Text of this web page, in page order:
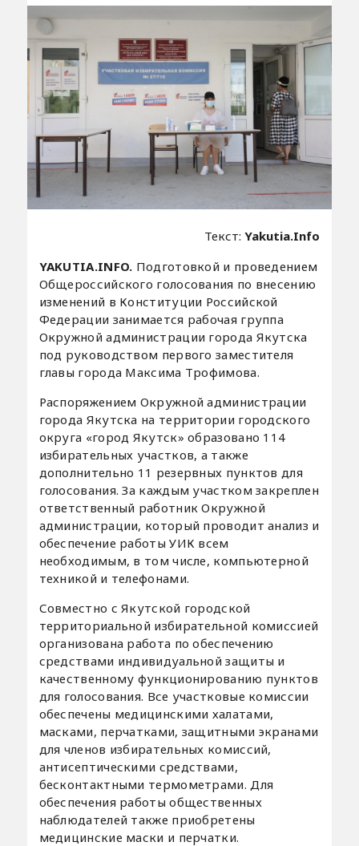
Текст:Yakutia.Info
YAKUTIA.INFO. Подготовкой и проведением
Общероссийского голосования по внесению
изменений в Конституции Российской
Федерации занимается рабочая группа
Окружной администрации города Якутска
под руководством первого заместителя
главы города Максима Трофимова.
Распоряжением Окружной администрации
города Якутска на территории городского
округа «город Якутск» образовано 114
избирательных участков, а также
дополнительно 11 резервных пунктов для
голосования. За каждым участком закреплен
ответственный работник Окружной
администрации, который проводит анализ и
обеспечение работы УИК всем
необходимым, в том числе, компьютерной
техникой и телефонами.
Совместно с Якутской городской
территориальной избирательной комиссией
организована работа по обеспечению
средствами индивидуальной защиты и
качественному функционированию пунктов
для голосования. Все участковые комиссии
обеспечены медицинскими халатами,
масками, перчатками, защитными экранами
для членов избирательных комиссий,
антисептическими средствами,
бесконтактными термометрами. Для
обеспечения работы общественных
наблюдателей также приобретены
медицинские маски и перчатки.